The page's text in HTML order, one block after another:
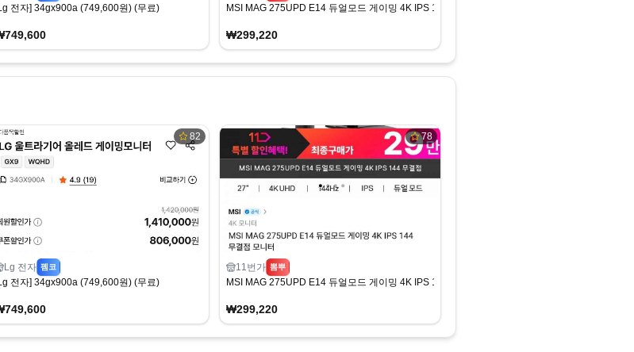
전자] 34gx900a (749,600원) (무료) MSI MAG 275UPD E14 듀얼모드 게이밍 4K IPS 144 무결점 모니터
₩299,220
82
Lg 전자 펨코
전자] 34gx900a (749,600원) (무료)
78
11번가 뽐뿌
MSI MAG 275UPD E14 듀얼모드 게이밍 4K IPS 144 무결점 모니터
₩299,220